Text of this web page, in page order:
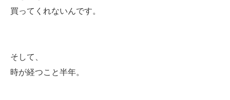
買ってくれないんです。
そして、
時が経つこと半年。